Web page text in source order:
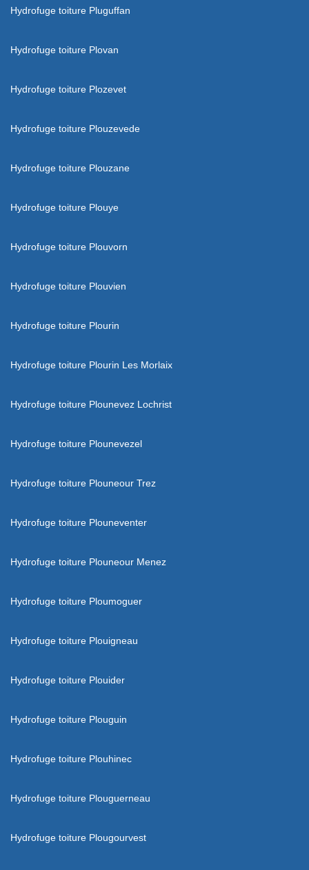
Hydrofuge toiture Pluguffan
Hydrofuge toiture Plovan
Hydrofuge toiture Plozevet
Hydrofuge toiture Plouzevede
Hydrofuge toiture Plouzane
Hydrofuge toiture Plouye
Hydrofuge toiture Plouvorn
Hydrofuge toiture Plouvien
Hydrofuge toiture Plourin
Hydrofuge toiture Plourin Les Morlaix
Hydrofuge toiture Plounevez Lochrist
Hydrofuge toiture Plounevezel
Hydrofuge toiture Plouneour Trez
Hydrofuge toiture Plouneventer
Hydrofuge toiture Plouneour Menez
Hydrofuge toiture Ploumoguer
Hydrofuge toiture Plouigneau
Hydrofuge toiture Plouider
Hydrofuge toiture Plouguin
Hydrofuge toiture Plouhinec
Hydrofuge toiture Plouguerneau
Hydrofuge toiture Plougourvest